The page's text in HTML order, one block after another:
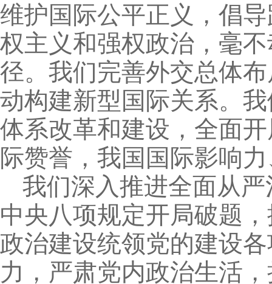
维护国际公平正义，倡
权主义和强权政治，毫
径。我们完善外交总体
动构建新型国际关系。
体系改革和建设，全面
际赞誉，我国国际影响
我们深入推进全面从
中央八项规定开局破题
政治建设统领党的建设
力，严肃党内政治生活